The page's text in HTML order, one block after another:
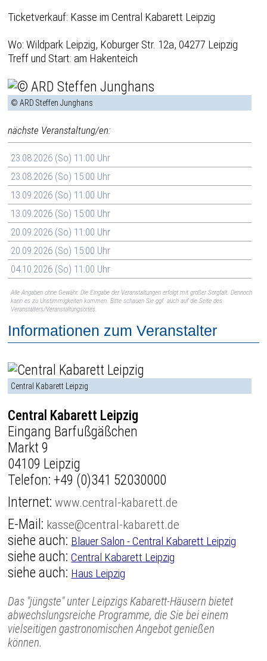
Ticketverkauf: Kasse im Central Kabarett Leipzig
Wo: Wildpark Leipzig, Koburger Str. 12a, 04277 Leipzig
Treff und Start: am Hakenteich
© ARD Steffen Junghans
nächste Veranstaltung/en:
23.08.2026 (So) 11:00 Uhr
23.08.2026 (So) 15:00 Uhr
13.09.2026 (So) 11:00 Uhr
13.09.2026 (So) 15:00 Uhr
20.09.2026 (So) 11:00 Uhr
20.09.2026 (So) 15:00 Uhr
04.10.2026 (So) 11:00 Uhr
Alle Angaben ohne Gewähr. Die Eingabe der Veranstaltungen erfolgt mit großer Sorgfalt. Dennoch
kann es zu Unstimmigkeiten kommen. Bitte schauen Sie ggf. auch auf die Seite des
Veranstalters/Veranstaltungsortes.
Informationen zum Veranstalter
Central Kabarett Leipzig
Central Kabarett Leipzig
Eingang Barfußgäßchen
Markt 9
04109 Leipzig
Telefon: +49 (0)341 52030000
Internet:www.central-kabarett.de
E-Mail: kasse@central-kabarett.de
siehe auch: Blauer Salon - Central Kabarett Leipzig
siehe auch:Central Kabarett Leipzig
siehe auch: Haus Leipzig
Das "jüngste" unter Leipzigs Kabarett-Häusern bietet
abwechslungsreiche Programme, die Sie bei einem
vielseitigen gastronomischen Angebot genießen
können.